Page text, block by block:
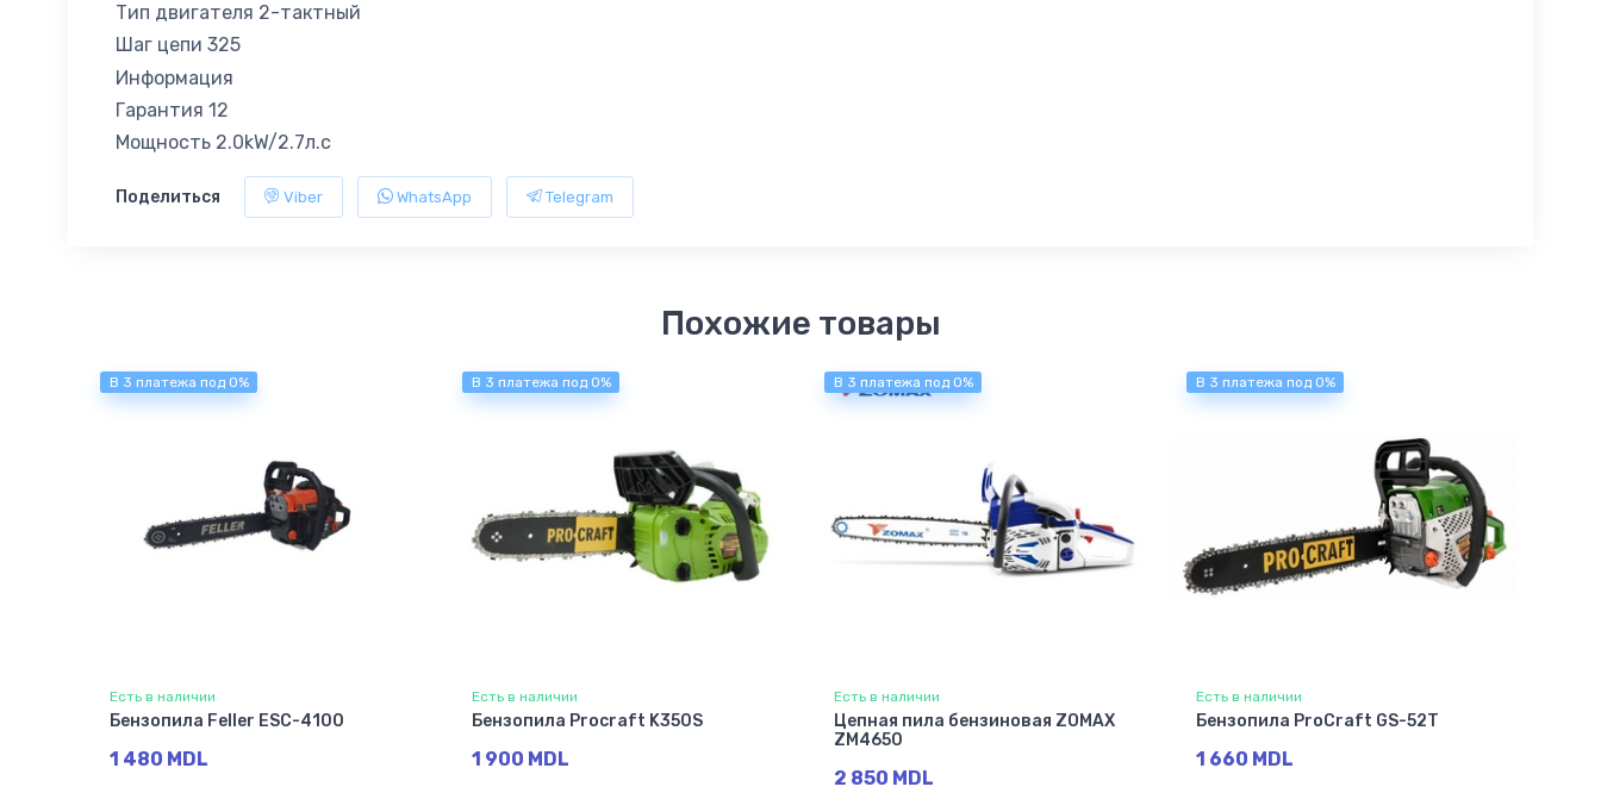
Тип двигателя 2-тактный
Шаг цепи 325
Информация
Гарантия 12
Мощность 2.0kW/2.7л.с
Поделиться Viber WhatsApp Telegram
Похожие товары
В 3 платежа под 0%
Есть в наличии
Бензопила Feller ESC-4100
1 480 MDL
В 3 платежа под 0%
Есть в наличии
Бензопила Procraft K350S
1 900 MDL
В 3 платежа под 0%
Есть в наличии
Цепная пила бензиновая ZOMAX
ZM4650
2 850 MDL
В 3 платежа под 0%
Есть в наличии
Бензопила ProCraft GS-52T
1 660 MDL